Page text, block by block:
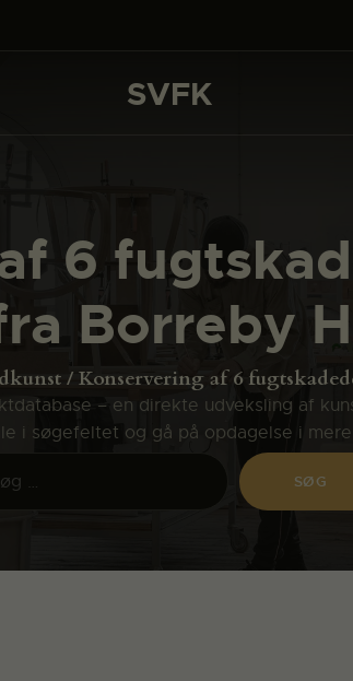
SVFK
6
Borreby
Konservering af 6
– en direkte udveksling af
i søgefeltet og gå på opdagelse i
SVFK